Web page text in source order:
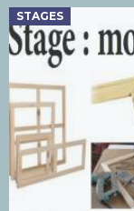
STAGES